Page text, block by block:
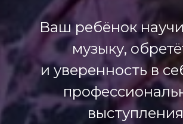
Ваш ребёнок
музыку,
и уверенность в